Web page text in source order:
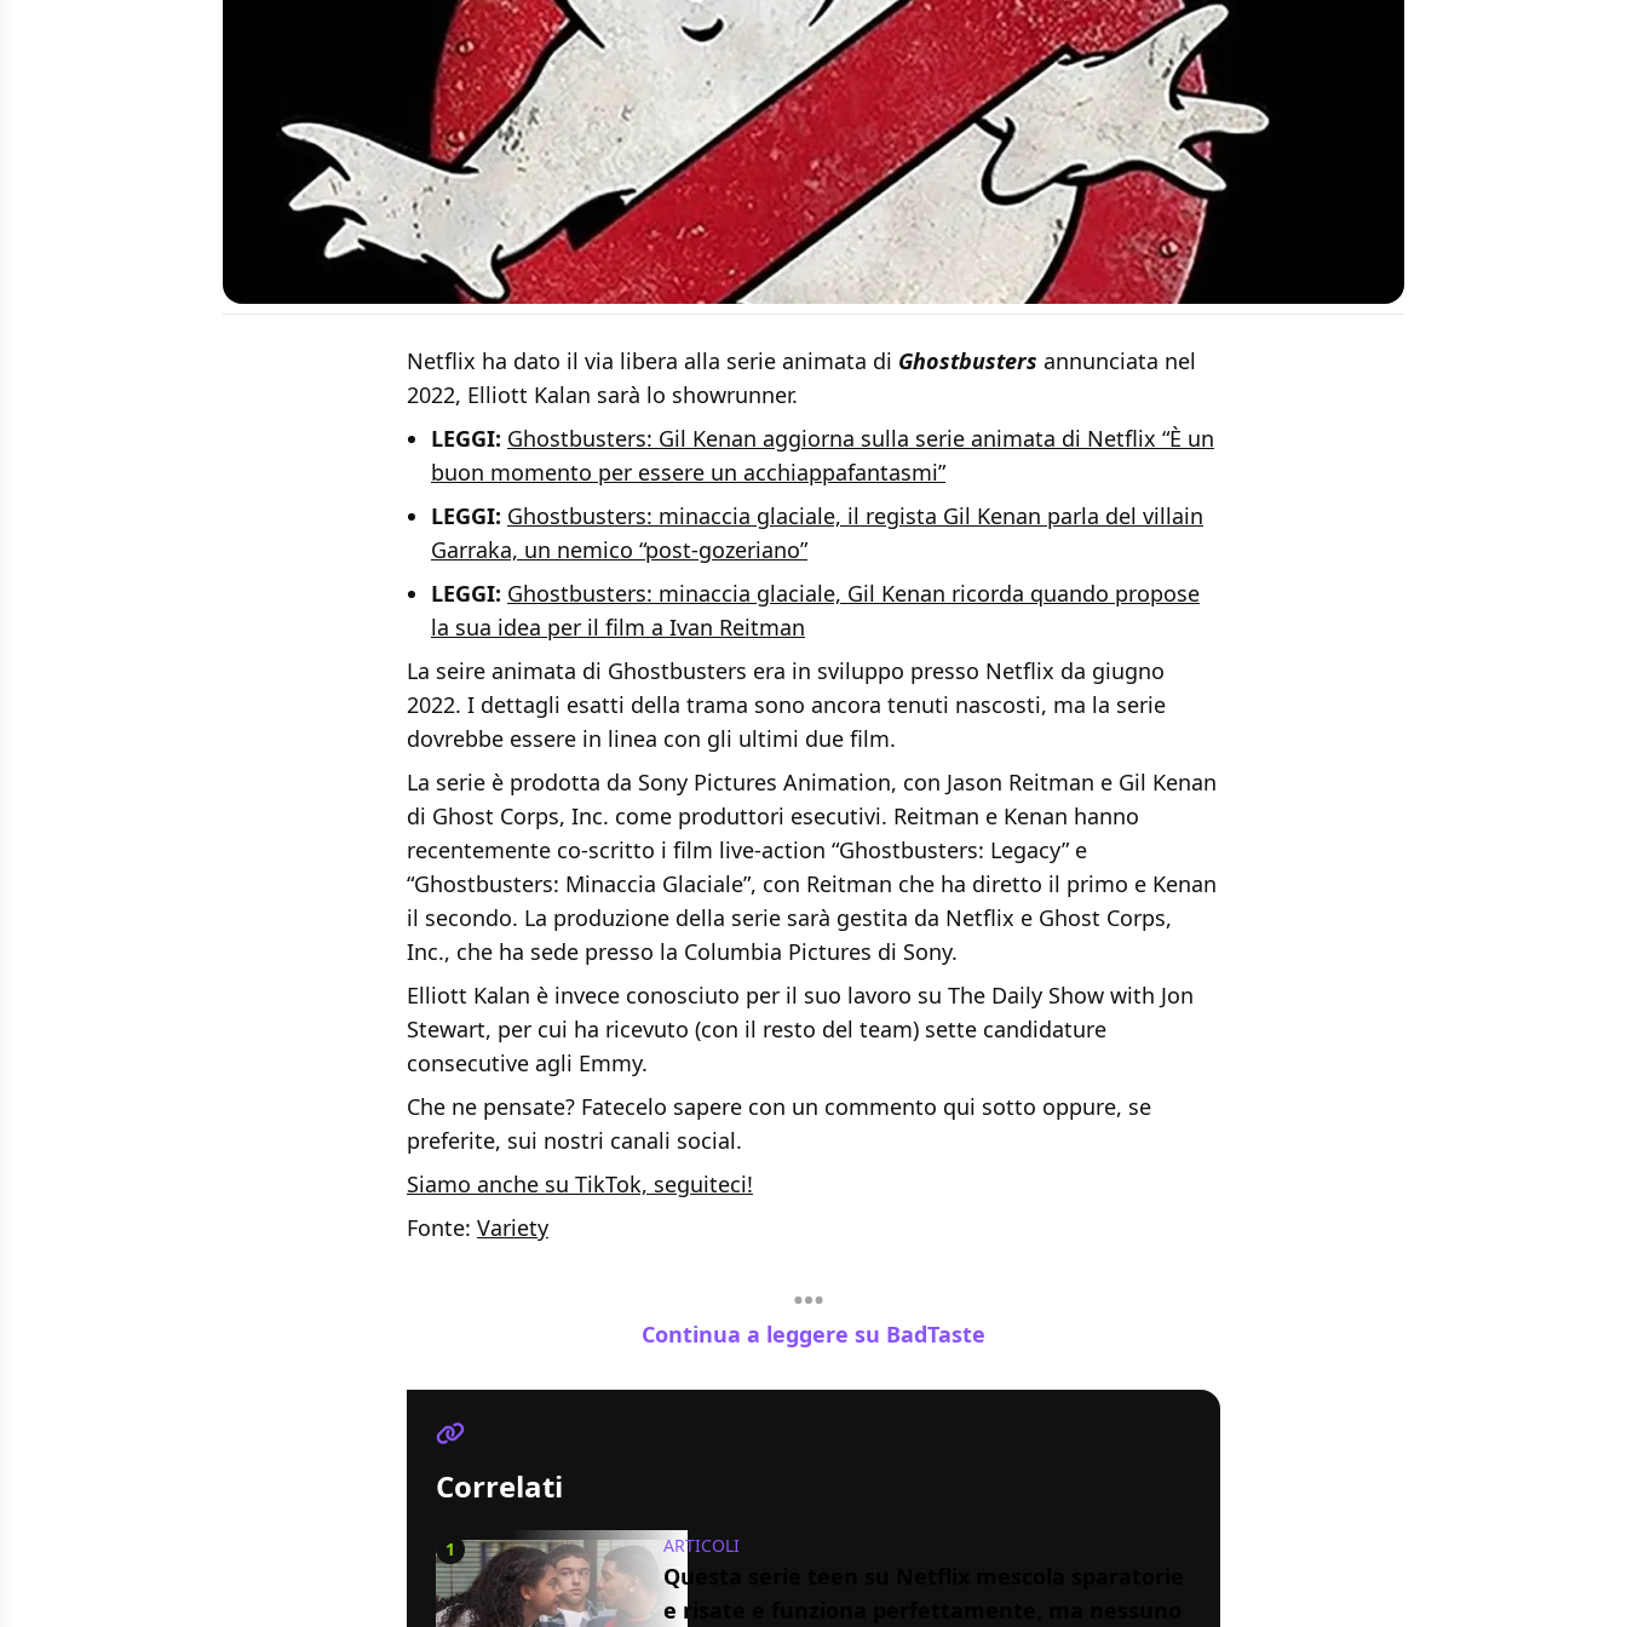
Netflix ha dato il via libera alla serie animata di Ghostbusters annunciata nel
2022, Elliott Kalan sarà lo showrunner.
LEGGI: Ghostbusters: Gil Kenan aggiorna sulla serie animata di Netflix “È un
buon momento per essere un acchiappafantasmi”
LEGGI: Ghostbusters: minaccia glaciale, il regista Gil Kenan parla del villain
Garraka, un nemico “post-gozeriano”
LEGGI: Ghostbusters: minaccia glaciale, Gil Kenan ricorda quando propose
la sua idea per il film a Ivan Reitman
La seire animata di Ghostbusters era in sviluppo presso Netflix da giugno
2022. I dettagli esatti della trama sono ancora tenuti nascosti, ma la serie
dovrebbe essere in linea con gli ultimi due film.
La serie è prodotta da Sony Pictures Animation, con Jason Reitman e Gil Kenan
di Ghost Corps, Inc. come produttori esecutivi. Reitman e Kenan hanno
recentemente co-scritto i film live-action “Ghostbusters: Legacy” e
“Ghostbusters: Minaccia Glaciale”, con Reitman che ha diretto il primo e Kenan
il secondo. La produzione della serie sarà gestita da Netflix e Ghost Corps,
Inc., che ha sede presso la Columbia Pictures di Sony.
Elliott Kalan è invece conosciuto per il suo lavoro su The Daily Show with Jon
Stewart, per cui ha ricevuto (con il resto del team) sette candidature
consecutive agli Emmy.
Che ne pensate? Fatecelo sapere con un commento qui sotto oppure, se
preferite, sui nostri canali social.
Siamo anche su TikTok, seguiteci!
Fonte: Variety
Continua a leggere su BadTaste
Correlati
1 ARTICOLI
Questa serie teen su Netflix mescola sparatorie
e risate e funziona perfettamente, ma nessuno